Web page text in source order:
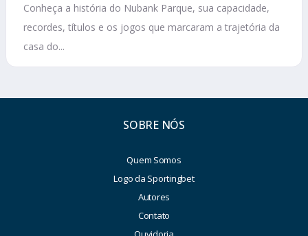
Conheça a história do Nubank Parque, sua capacidade,
recordes, títulos e os jogos que marcaram a trajetória da
casa do...
SOBRE NÓS
Quem Somos
Logo da Sportingbet
Autores
Contato